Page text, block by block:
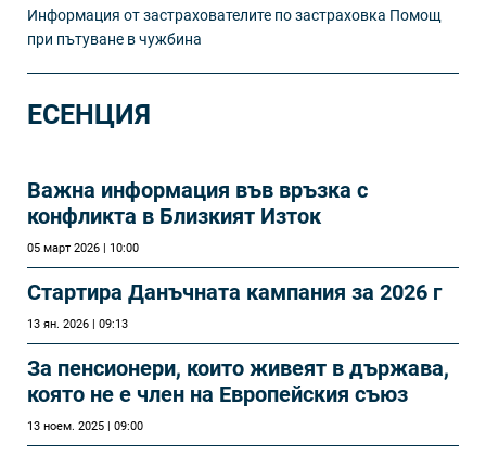
Информация от застрахователите по застраховка Помощ
при пътуване в чужбина
ЕСЕНЦИЯ
Важна информация във връзка с
конфликта в Близкият Изток
05 март 2026 | 10:00
Стартира Данъчната кампания за 2026 г
13 ян. 2026 | 09:13
За пенсионери, които живеят в държава,
която не е член на Европейския съюз
13 ноем. 2025 | 09:00